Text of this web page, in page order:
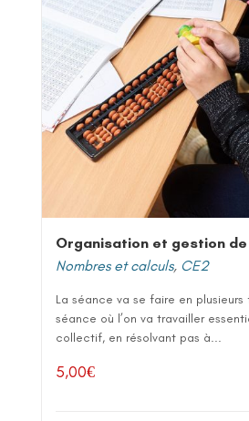
Organisation et gestion
Nombres et calculs, CE2
La séance va se faire en
séance où l’on va travailler
collectif, en résolvant pas à...
5,00€